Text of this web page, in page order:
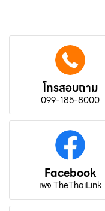
โทรสอบถาม
099-185-8000
Facebook
เพจ TheThaiLink